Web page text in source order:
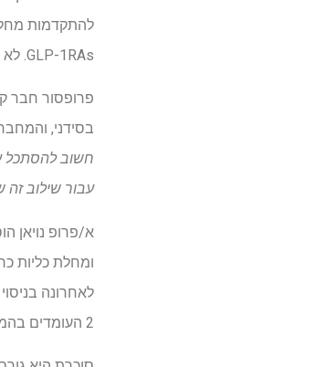
GLP-1RAs. לא זוהו חששות בטיחות חדשים כאשר נעשה שימוש בשילוב של SGLT2is ו-GLP-1RAs.
פרופסור חבר
בסידני,
עבור שילוב זה
2 העומדים בהמלצות של שני הטיפולים.